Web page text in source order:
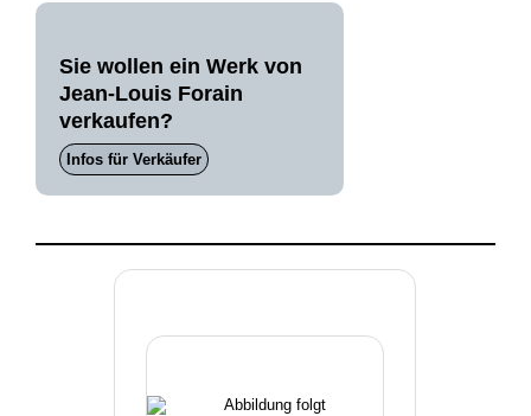
Sie wollen ein Werk von
Jean-Louis Forain
verkaufen?
Infos für Verkäufer